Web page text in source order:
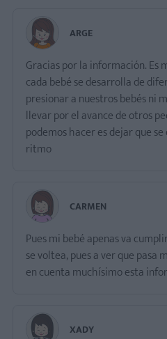
ARGE
Gracias por la información. Es
cada bebé se desarrolla de
presionar a nuestros bebés ni
llevar por el avance de otros
podemos hacer es dejar que
CARMEN
Pues mi bebé apenas va
se voltea, pues a ver que pasa
en cuenta muchísimo esta
XADY